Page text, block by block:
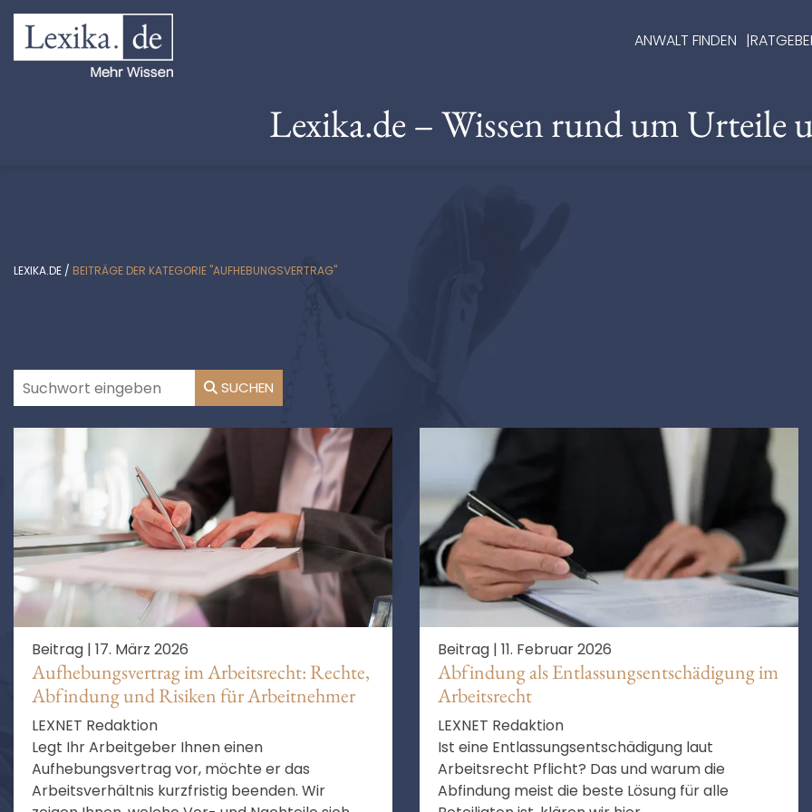
ANWALT FINDEN
Lexika.de – Wissen rund um Urteile
LEXIKA.DE / BEITRÄGE DER KATEGORIE "AUFHEBUNGSVERTRAG"
SUCHEN
Beitrag | 17. März 2026
Aufhebungsvertrag im Arbeitsrecht: Rechte,
Abfindung und Risiken für Arbeitnehmer
LEXNET Redaktion
Legt Ihr Arbeitgeber Ihnen einen
Aufhebungsvertrag vor, möchte er das
Arbeitsverhältnis kurzfristig beenden. Wir
Beitrag | 11. Februar 2026
Abfindung als Entlassungsentschädigung im
Arbeitsrecht
LEXNET Redaktion
Ist eine Entlassungsentschädigung laut
Arbeitsrecht Pflicht? Das und warum die
Abfindung meist die beste Lösung für alle